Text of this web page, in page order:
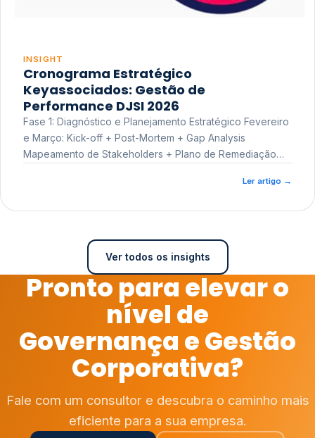
INSIGHT
Cronograma Estratégico
Keyassociados: Gestão de
Performance DJSI 2026
Fase 1: Diagnóstico e Planejamento Estratégico Fevereiro
e Março: Kick-off + Post-Mortem + Gap Analysis
Mapeamento de Stakeholders + Plano de Remediação
Ler artigo →
Ver todos os insights
Pronto para elevar o
nível de
Governança e Gestão
Corporativa?
Fale com um consultor e descubra o caminho mais
eficiente para a sua empresa.